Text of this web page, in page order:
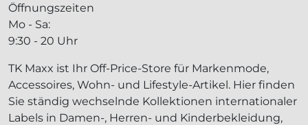
Öffnungszeiten
Mo - Sa:
9:30 - 20 Uhr
TK Maxx ist Ihr Off-Price-Store für Markenmode,
Accessoires, Wohn- und Lifestyle-Artikel. Hier finden
Sie ständig wechselnde Kollektionen internationaler
Labels in Damen-, Herren- und Kinderbekleidung,